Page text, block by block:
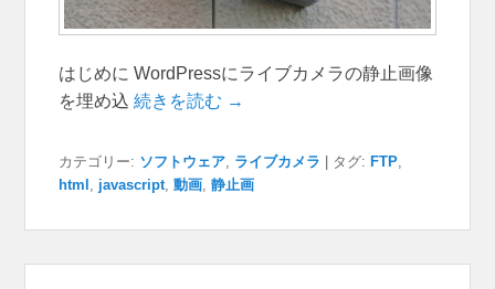
はじめに WordPressにライブカメラの静止画像
を埋め込続きを読む →
カテゴリー: ソフトウェア, ライブカメラ タグ: FTP,
html , javascript,動画,静止画